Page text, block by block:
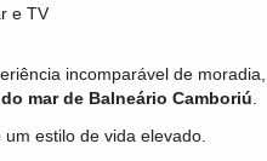
e TV
incomparável de
mar de Balneário Camboriú
estilo de vida elevado.